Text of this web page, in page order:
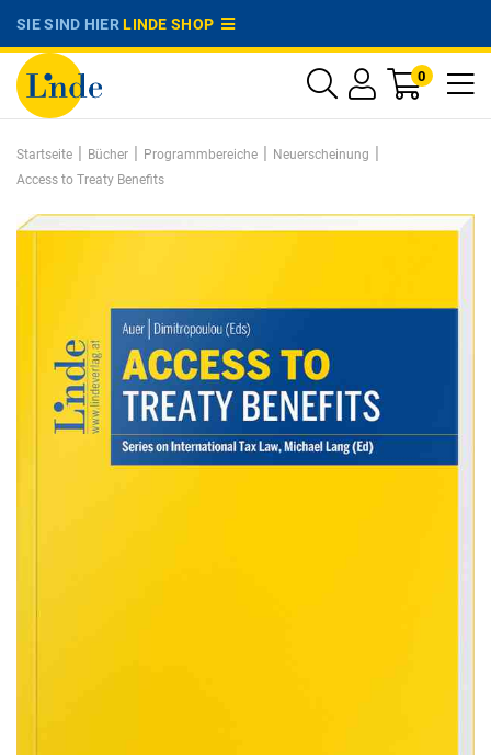
SIE SIND HIERLINDE SHOP
0
Startseite | Bücher | Programmbereiche | Neuerscheinung |
Access to Treaty Benefits